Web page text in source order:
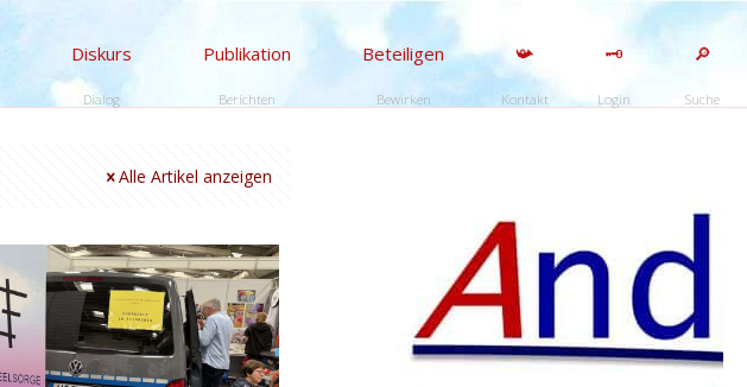
Diskurs
Dialog
Publikation
Berichten
Beteiligen
Bewirken
📯
Kontakt
🗝️
Login
🔎
Suche
Alle Artikel anzeigen